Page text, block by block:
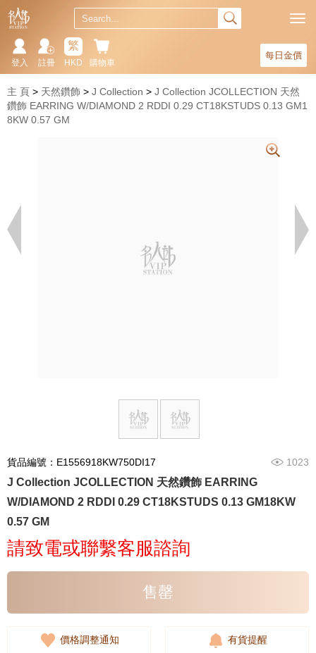
每日金價
購物車
繁
HKD
註冊
登入
主 頁 天然鑽飾 J Collection
J Collection JCOLLECTION 天然
鑽飾 EARRING W/DIAMOND 2 RDDI 0.29 CT18KSTUDS 0.13 GM1
8KW 0.57 GM
貨品編號：E1556918KW750DI17 1023
J Collection JCOLLECTION 天然鑽飾 EARRING
W/DIAMOND 2 RDDI 0.29 CT18KSTUDS 0.13 GM18KW
0.57 GM
請致電或聯繫客服諮詢
售罄
價格調整通知 有貨提醒